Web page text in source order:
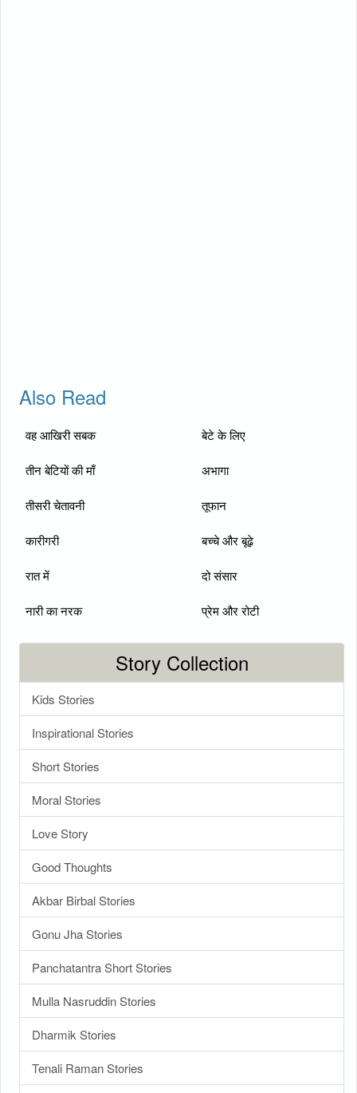
Also Read
वह आखिरी सबक बेटे के लिए
तीन बेटियों की माँ अभागा
तीसरी चेतावनी तूफान
कारीगरी बच्चे और बूढ़े
रात में दो संसार
नारी का नरक प्रेम और रोटी
Story Collection
Kids Stories
Inspirational Stories
Short Stories
Moral Stories
Love Story
Good Thoughts
Akbar Birbal Stories
Gonu Jha Stories
Panchatantra Short Stories
Mulla Nasruddin Stories
Dharmik Stories
Tenali Raman Stories